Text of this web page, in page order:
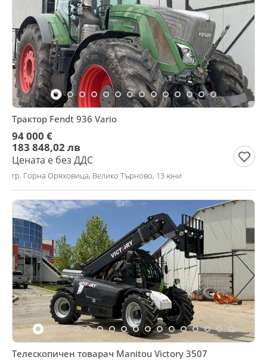
Трактор Fendt 936 Vario
94 000 €
183 848,02 лв
Цената е без ДДС
гр. Горна Оряховица, Велико Търново, 13 юни
Телескопичен товарач Manitou Victory 3507